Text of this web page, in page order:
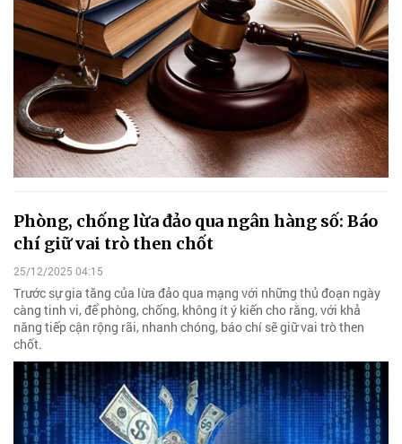
Phòng, chống lừa đảo qua ngân hàng số: Báo
chí giữ vai trò then chốt
25/12/2025 04:15
Trước sự gia tăng của lừa đảo qua mạng với những thủ đoạn ngày
càng tinh vi, để phòng, chống, không ít ý kiến cho rằng, với khả
năng tiếp cận rộng rãi, nhanh chóng, báo chí sẽ giữ vai trò then
chốt.